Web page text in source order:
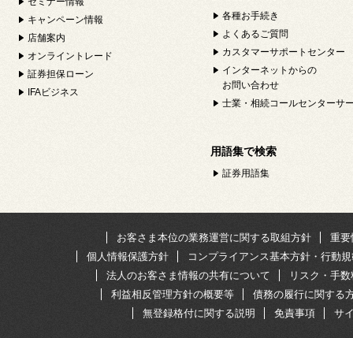
キャンペーン情報
店舗案内
オンライントレード
証券担保ローン
IFAビジネス
各種お手続き
よくあるご質問
カスタマーサポートセンター
インターネットからの
お問い合わせ
士業・相続コールセンターサ
用語集で検索
証券用語集
お客さま本位の業務運営に関する取組方針
重要
個人情報保護方針
コンプライアンス基本方針・行動
法人のお客さま情報の共有について
リスク・手
利益相反管理方針の概要等
債務の履行に関する
無登録格付に関する説明
免責事項 サ